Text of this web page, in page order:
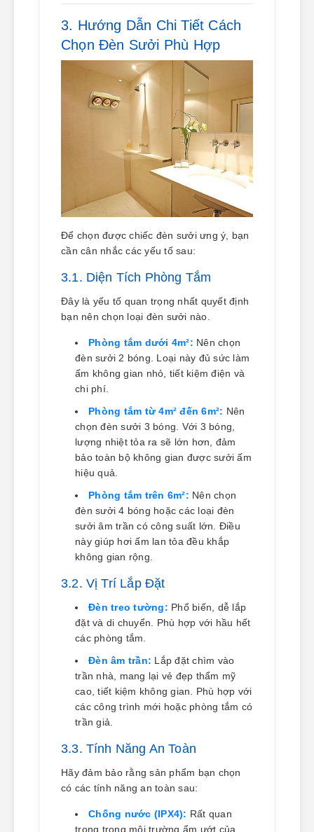
3. Hướng Dẫn Chi Tiết Cách
Chọn Đèn Sưởi Phù Hợp
Để chọn được chiếc đèn sưởi ưng ý, bạn
cần cân nhắc các yếu tố sau:
3.1. Diện Tích Phòng Tắm
Đây là yếu tố quan trọng nhất quyết định
bạn nên chọn loại đèn sưởi nào.
Phòng tắm dưới 4m²: Nên chọn
đèn sưởi 2 bóng. Loại này đủ sức làm
ấm không gian nhỏ, tiết kiệm điện và
chi phí.
Phòng tắm từ 4m² đến 6m²: Nên
chọn đèn sưởi 3 bóng. Với 3 bóng,
lượng nhiệt tỏa ra sẽ lớn hơn, đảm
bảo toàn bộ không gian được sưởi ấm
hiệu quả.
Phòng tắm trên 6m²: Nên chọn
đèn sưởi 4 bóng hoặc các loại đèn
sưởi âm trần có công suất lớn. Điều
này giúp hơi ấm lan tỏa đều khắp
không gian rộng.
3.2. Vị Trí Lắp Đặt
Đèn treo tường: Phổ biến, dễ lắp
đặt và di chuyển. Phù hợp với hầu hết
các phòng tắm.
Đèn âm trần: Lắp đặt chìm vào
trần nhà, mang lại vẻ đẹp thẩm mỹ
cao, tiết kiệm không gian. Phù hợp với
các công trình mới hoặc phòng tắm có
trần giả.
3.3. Tính Năng An Toàn
Hãy đảm bảo rằng sản phẩm bạn chọn
có các tính năng an toàn sau:
Chống nước (IPX4): Rất quan
trọng trong môi trường ẩm ướt của